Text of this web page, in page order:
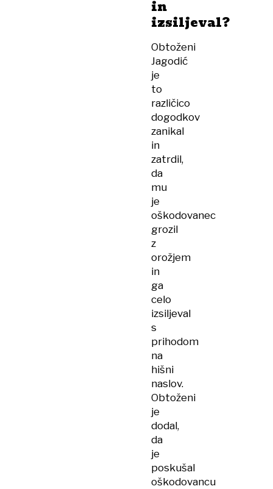
in
izsiljeval?
Obtoženi
Jagodić
je
to
različico
dogodkov
zanikal
in
zatrdil,
da
mu
je
oškodovanec
grozil
z
orožjem
in
ga
celo
izsiljeval
s
prihodom
na
hišni
naslov.
Obtoženi
je
dodal,
da
je
poskušal
oškodovancu